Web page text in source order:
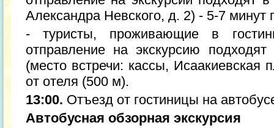
Александра Невского, д. 2) - 5-7 минут
- туристы, проживающие в
отправление на экскурсию
(место встречи: кассы,
от отеля (500 м).
13:00. Отъезд от гостиницы на
Автобусная обзорная экскурсия